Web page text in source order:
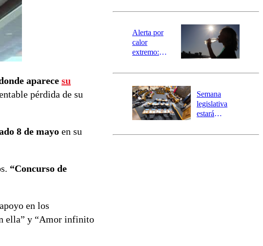
aparece su
pérdida de su
8 de mayo en su
“Concurso de
en los
ella” y “Amor infinito
revisa la
epicentro
Alerta por
calor
extremo:
activa Alerta
Preventiva en
tres comunas
Semana
legislativa
estará
el fin de la